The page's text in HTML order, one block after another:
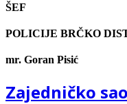
ŠEF
POLICIJE BRČKO
mr. Goran Pisić
Zajedničko